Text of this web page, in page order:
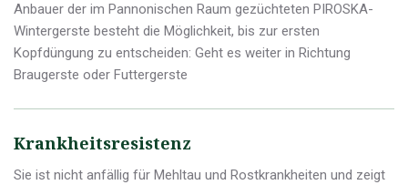
Anbauer der im Pannonischen Raum gezüchteten PIROSKA-
Wintergerste besteht die Möglichkeit, bis zur ersten
Kopfdüngung zu entscheiden: Geht es weiter in Richtung
Braugerste oder Futtergerste
Krankheitsresistenz
Sie ist nicht anfällig für Mehltau und Rostkrankheiten und zeigt